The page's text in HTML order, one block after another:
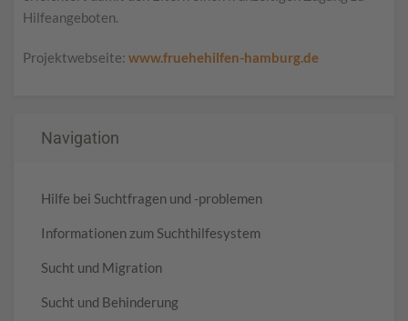
Hilfeangeboten.
Projektwebseite: www.fruehehilfen-hamburg.de
Navigation
Hilfe bei Suchtfragen und -problemen
Informationen zum Suchthilfesystem
Sucht und Migration
Sucht und Behinderung